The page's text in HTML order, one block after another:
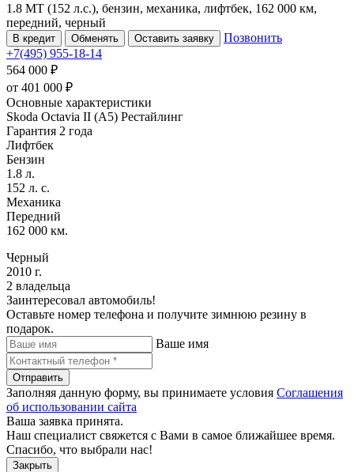
1.8 MT (152 л.с.), бензин, механика, лифтбек, 162 000 км,
передний, черный
В кредит Обменять Оставить заявку
Позвонить
+7(495) 955-18-14
564 000 ₽
от 401 000 ₽
Основные характеристики
Skoda Octavia II (A5) Рестайлинг
Гарантия 2 года
Лифтбек
Бензин
1.8 л.
152 л. с.
Механика
Передний
162 000 км.
Черный
2010 г.
2 владельца
Заинтересовал автомобиль!
Оставьте номер телефона и получите зимнюю резину в
подарок.
Ваше имя
Отправить
Заполняя данную форму, вы принимаете условия Соглашения
об использовании сайта
Ваша заявка принята.
Наш специалист свяжется с Вами в самое ближайшее время.
Спасибо, что выбрали нас!
Закрыть